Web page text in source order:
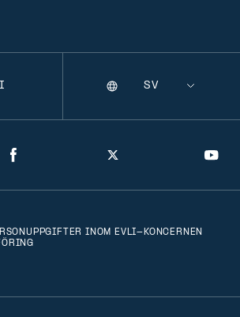
Facebook Twitter
Selecting
that
the
Språk
INOM EVLI-KONCERNEN